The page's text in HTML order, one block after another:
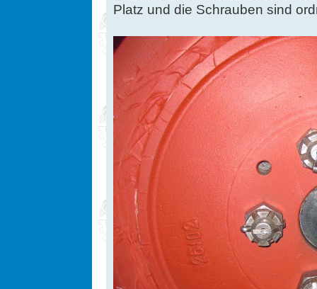
Platz und die Schrauben sind